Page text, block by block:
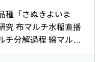
学会四国支部第52回
レンコン'備中'の生
四国支部第52回講演
が温室トマトの生
支部第51回講演会講
に関する研究(日本作
要旨) 水稲における
芽性に及ぼす影響(日
生産 : 有機栽培農家
50回講演会講演要旨)
玄米品質に及ぼす影
四国支部第50回講演
理および根域制限処理
(日本作物学会四国
期の高温,水管理お
'の玄米外観品質に及
第49回講演会講演要
48回講演会講演要旨)
州南コナウェ県産陸
会四国支部第48回講
対するNERICA稲の
旨) 雑草繁茂水田に
雑草や水稲の生育
本作物学会四国支部
に基づいた土壌改良
化と水稲の収量性(日
種「さぬきよいま
究 布マルチ水稲直播
チ分解過程 綿マルチ
果実品質向上および